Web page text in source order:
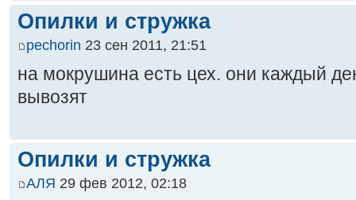
Опилки и стружка
pechorin 23 сен 2011, 21:51
на мокрушина есть цех. они каждый
вывозят
Опилки и стружка
АЛЯ 29 фев 2012, 02:18